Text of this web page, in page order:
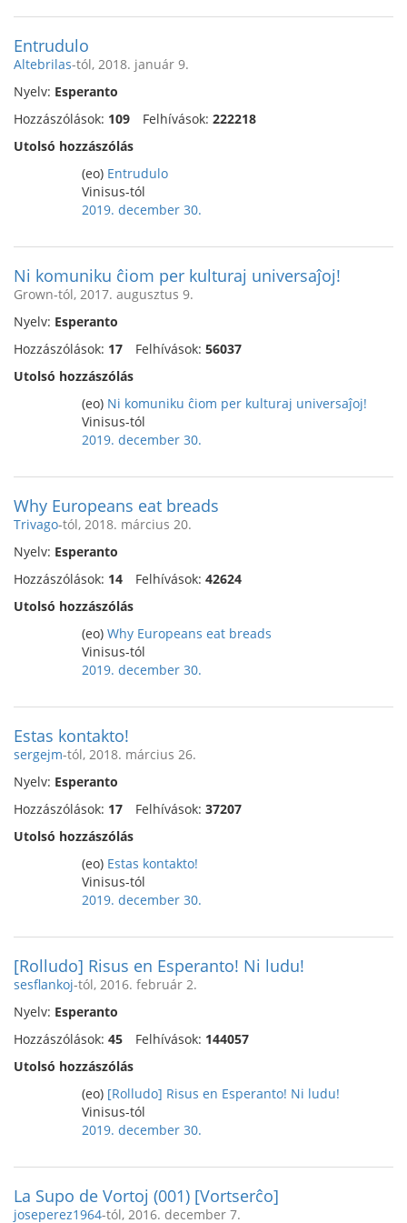
Entrudulo
Altebrilas-tól, 2018. január 9.
Nyelv: Esperanto
Hozzászólások: 109 Felhívások: 222218
Utolsó hozzászólás
(eo) Entrudulo
Vinisus-tól
2019. december 30.
Ni komuniku ĉiom per kulturaj universaĵoj!
Grown-tól, 2017. augusztus 9.
Nyelv: Esperanto
Hozzászólások: 17 Felhívások: 56037
Utolsó hozzászólás
(eo) Ni komuniku ĉiom per kulturaj universaĵoj!
Vinisus-tól
2019. december 30.
Why Europeans eat breads
Trivago-tól, 2018. március 20.
Nyelv: Esperanto
Hozzászólások: 14 Felhívások: 42624
Utolsó hozzászólás
(eo) Why Europeans eat breads
Vinisus-tól
2019. december 30.
Estas kontakto!
sergejm-tól, 2018. március 26.
Nyelv: Esperanto
Hozzászólások: 17 Felhívások: 37207
Utolsó hozzászólás
(eo) Estas kontakto!
Vinisus-tól
2019. december 30.
[Rolludo] Risus en Esperanto! Ni ludu!
sesflankoj-tól, 2016. február 2.
Nyelv: Esperanto
Hozzászólások: 45 Felhívások: 144057
Utolsó hozzászólás
(eo) [Rolludo] Risus en Esperanto! Ni ludu!
Vinisus-tól
2019. december 30.
La Supo de Vortoj (001) [Vortserĉo]
joseperez1964-tól, 2016. december 7.